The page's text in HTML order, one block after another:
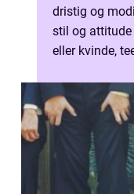
dristig og
stil og attitude
eller kvinde,